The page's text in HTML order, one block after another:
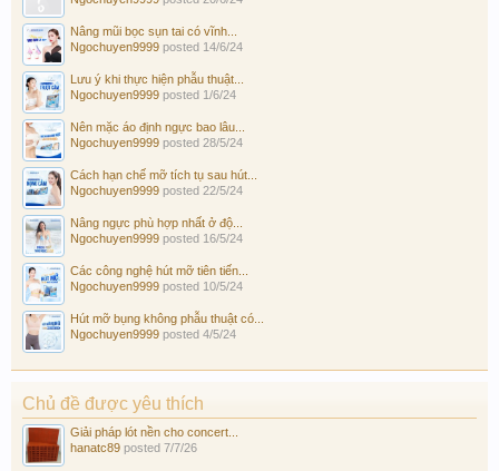
Nâng mũi bọc sụn tai có vĩnh...
Ngochuyen9999 posted 14/6/24
Lưu ý khi thực hiện phẫu thuật...
Ngochuyen9999 posted 1/6/24
Nên mặc áo định ngực bao lâu...
Ngochuyen9999 posted 28/5/24
Cách hạn chế mỡ tích tụ sau hút...
Ngochuyen9999 posted 22/5/24
Nâng ngực phù hợp nhất ở độ...
Ngochuyen9999 posted 16/5/24
Các công nghệ hút mỡ tiên tiến...
Ngochuyen9999 posted 10/5/24
Hút mỡ bụng không phẫu thuật có...
Ngochuyen9999 posted 4/5/24
Chủ đề được yêu thích
Giải pháp lót nền cho concert...
hanatc89 posted 7/7/26